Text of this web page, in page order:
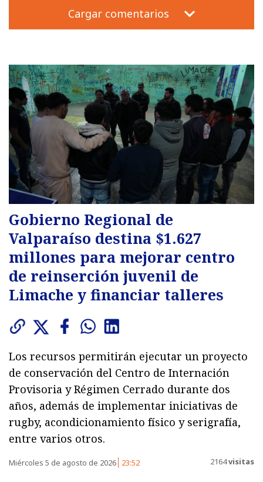
Cargar comentarios
Gobierno Regional de
Valparaíso destina $1.627
millones para mejorar centro
de reinserción juvenil de
Limache y financiar talleres
Los recursos permitirán ejecutar un proyecto
de conservación del Centro de Internación
Provisoria y Régimen Cerrado durante dos
años, además de implementar iniciativas de
rugby, acondicionamiento físico y serigrafía,
entre varios otros.
Miércoles 5 de agosto de 2026 23:52 2164visitas